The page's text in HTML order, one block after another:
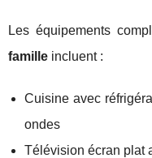
Les équipements
famille incluent :
Cuisine avec
ondes
Télévision écran plat